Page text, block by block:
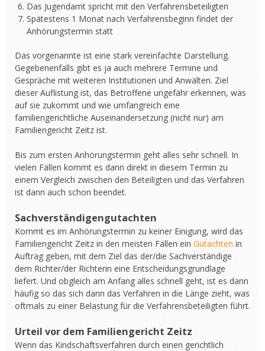
Das Jugendamt spricht mit den Verfahrensbeteiligten
Spätestens 1 Monat nach Verfahrensbeginn findet der
Anhörungstermin statt
Das vorgenannte ist eine stark vereinfachte Darstellung.
Gegebenenfalls gibt es ja auch mehrere Termine und
Gespräche mit weiteren Institutionen und Anwälten. Ziel
dieser Auflistung ist, das Betroffene ungefähr erkennen, was
auf sie zukommt und wie umfangreich eine
familiengerichtliche Auseinandersetzung (nicht nur) am
Familiengericht Zeitz ist.
Bis zum ersten Anhörungstermin geht alles sehr schnell. In
vielen Fällen kommt es dann direkt in diesem Termin zu
einem Vergleich zwischen den Beteiligten und das Verfahren
ist dann auch schon beendet.
Sachverständigengutachten
Kommt es im Anhörungstermin zu keiner Einigung, wird das
Familiengericht Zeitz in den meisten Fällen ein Gutachten in
Auftrag geben, mit dem Ziel das der/die Sachverständige
dem Richter/der Richterin eine Entscheidungsgrundlage
liefert. Und obgleich am Anfang alles schnell geht, ist es dann
häufig so das sich dann das Verfahren in die Länge zieht, was
oftmals zu einer Belastung für die Verfahrensbeteiligten führt.
Urteil vor dem Familiengericht Zeitz
Wenn das Kindschaftsverfahren durch einen gerichtlich